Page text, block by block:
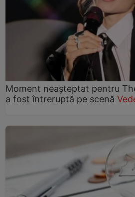
Moment neașteptat pentru
a fost întreruptă pe scenă